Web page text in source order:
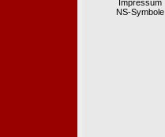
Impressum
NS-Symbole